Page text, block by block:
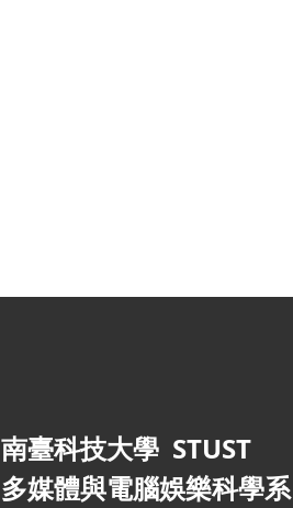
南臺科技大學 STUST
多媒體與電腦娛樂科學系